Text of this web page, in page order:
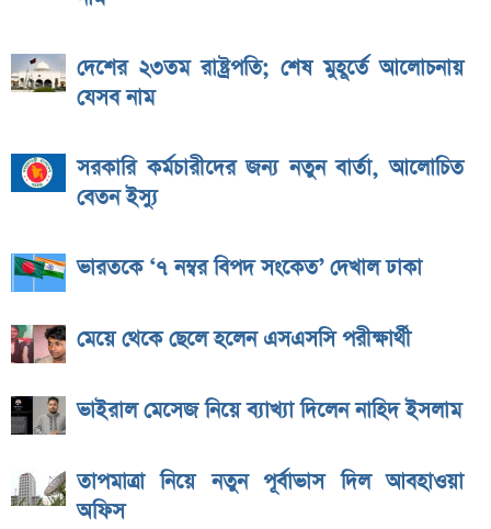
দেশের ২৩তম রাষ্ট্রপতি; শেষ মুহূর্তে আলোচনায়
যেসব নাম
সরকারি কর্মচারীদের জন্য নতুন বার্তা, আলোচিত
বেতন ইস্যু
ভারতকে ‘৭ নম্বর বিপদ সংকেত’ দেখাল ঢাকা
মেয়ে থেকে ছেলে হলেন এসএসসি পরীক্ষার্থী
ভাইরাল মেসেজ নিয়ে ব্যাখ্যা দিলেন নাহিদ ইসলাম
তাপমাত্রা নিয়ে নতুন পূর্বাভাস দিল আবহাওয়া
অফিস